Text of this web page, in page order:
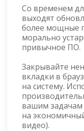
Со временем
выходят
более мощные
морально
привычное ПО.
Закрывайте
вкладки в
на систему.
вашим
на
видео).